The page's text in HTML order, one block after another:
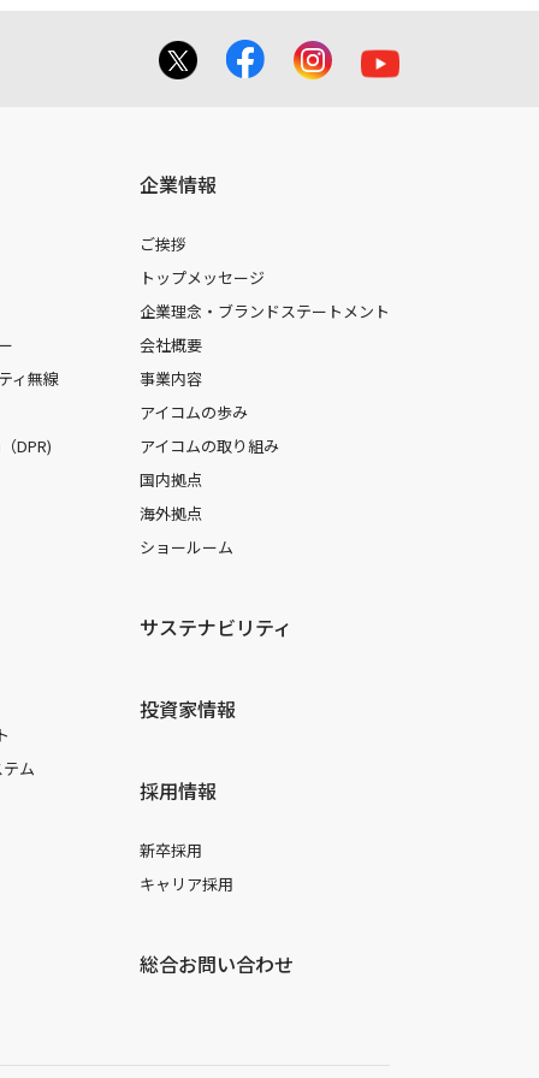
ィ無線
DPR)
ム
企業情報
ご挨拶
トップメッセージ
企業理念・ブランドステートメント
会社概要
事業内容
アイコムの歩み
アイコムの取り組み
国内拠点
海外拠点
ショールーム
サステナビリティ
投資家情報
採用情報
新卒採用
キャリア採用
総合お問い合わせ